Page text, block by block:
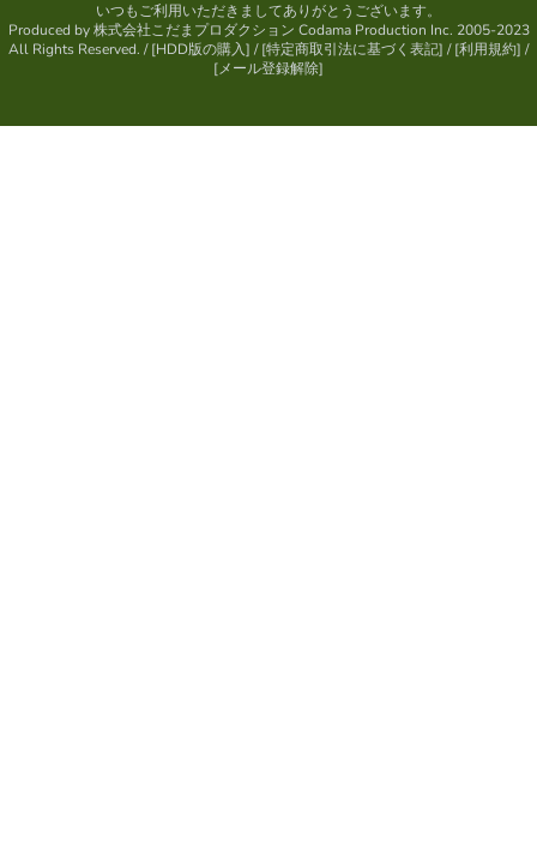
いつもご利用いただきましてありがとうございます。
Produced by株式会社こだまプロダクション Codama Production Inc. 2005-2023
All Rights Reserved. / [HDD版の購入] / [特定商取引法に基づく表記] / [利用規約] /
[メール登録解除]